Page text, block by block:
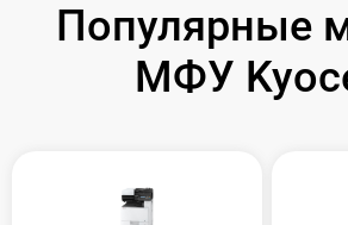
Популярные
МФУ